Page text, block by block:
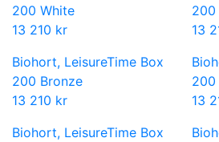
200 White
13 210 kr
200
13
Biohort, LeisureTime Box
200 Bronze
13 210 kr
13
Biohort, LeisureTime Box